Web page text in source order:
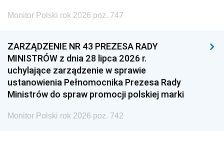
Monitor Polski rok 2026 poz. 747
ZARZĄDZENIE NR 43 PREZESA RADY
MINISTRÓW z dnia 28 lipca 2026 r.
uchylające zarządzenie w sprawie
ustanowienia Pełnomocnika Prezesa Rady
Ministrów do spraw promocji polskiej marki
Monitor Polski rok 2026 poz. 742